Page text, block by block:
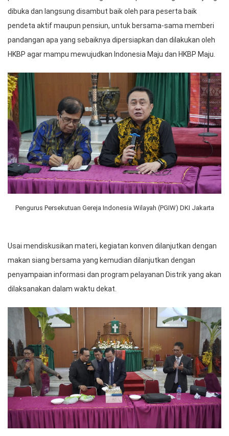
dibuka dan langsung disambut baik oleh para peserta baik
pendeta aktif maupun pensiun, untuk bersama-sama memberi
pandangan apa yang sebaiknya dipersiapkan dan dilakukan oleh
HKBP agar mampu mewujudkan Indonesia Maju dan HKBP Maju.
Pengurus Persekutuan Gereja Indonesia Wilayah (PGIW) DKI Jakarta
Usai mendiskusikan materi, kegiatan konven dilanjutkan dengan
makan siang bersama yang kemudian dilanjutkan dengan
penyampaian informasi dan program pelayanan Distrik yang akan
dilaksanakan dalam waktu dekat.